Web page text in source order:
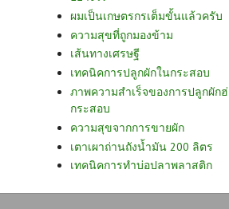
ผมเป็นเกษตรกรเต็มขั้นแล้วครับ
ความสุขที่ถูกมองข้าม
เส้นทางเศรษฐี
เทคนิคการปลูกผักในกระสอบ
ภาพความสำเร็จของการปลูกผัก
กระสอบ
ความสุขจากการขายผัก
เตาเผาถ่านถังน้ำมัน 200 ลิตร
เทคนิคการทำบ่อปลาพลาสติก